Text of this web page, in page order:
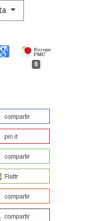
0
compartir
pin it
compartir
Flattr
compartir
compartir